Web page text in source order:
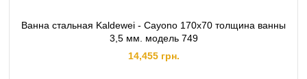
Ванна стальная Kaldewei - Cayono 170x70 толщина ванны
3,5 мм. модель 749
14,455 грн.